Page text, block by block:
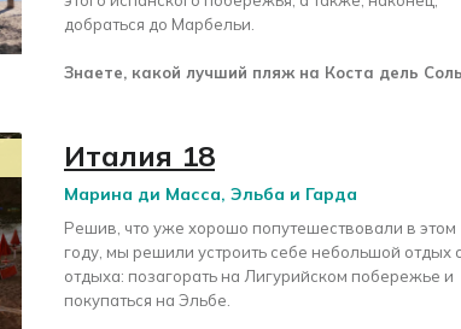
добраться до Марбельи.
Знаете, какой лучший пляж на Коста дель
Италия 18
Марина ди Масса, Эльба и Гарда
Решив, что уже хорошо попутешествовали в этом
году, мы решили устроить себе небольшой отдых
отдыха: позагорать на Лигурийском побережье и
покупаться на Эльбе.